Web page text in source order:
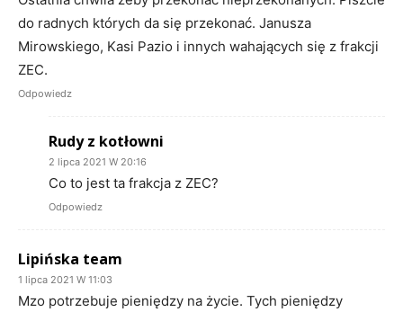
do radnych których da się przekonać. Janusza
Mirowskiego, Kasi Pazio i innych wahających się z frakcji
ZEC.
Odpowiedz
Rudy z kotłowni
2 lipca 2021 W 20:16
Co to jest ta frakcja z ZEC?
Odpowiedz
Lipińska team
1 lipca 2021 W 11:03
Mzo potrzebuje pieniędzy na życie. Tych pieniędzy